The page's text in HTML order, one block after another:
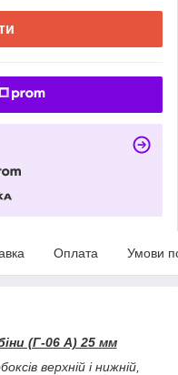
Оплата Умови
(Г-06 А) 25 мм
верхній і нижній,